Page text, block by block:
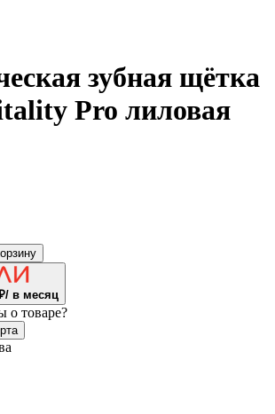
зубная щётка
Pro лиловая
в месяц
о товаре?